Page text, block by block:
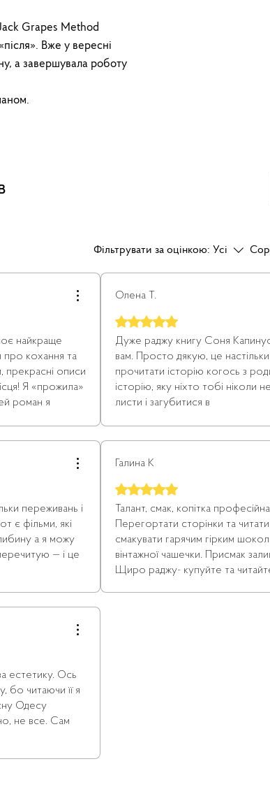
Grapes Method
Вже у вересні
а завершувала роботу
Фільтрувати за оцінкою: Усі
найкраще
про кохання та
прекрасні описи
Я «прожила»
роман я
переживань і
є фільми, які
а я можу
— і це
естетику. Ось
бо читаючи її я
Одесу
не все. Сам
Олена Т.
Оцінка: 5 із 5 зірочок.
Дуже раджу книгу Соня
вам. Просто дякую, це
прочитати історію когось з
історію, яку ніхто тобі ніколи
листи і загубитися в
забуте. Хочу ще) Пишіть ще)
Галина К
Оцінка: 5 із 5 зірочок.
Талант, смак, копітка
Перегортати сторінки та
смакувати гарячим гірким
вінтажної чашечки. Присмак
Щиро раджу- купуйте та